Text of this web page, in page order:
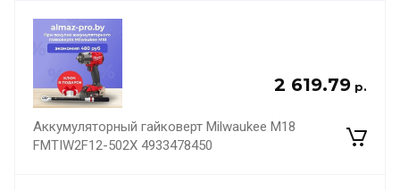
2 619.79 р.
Аккумуляторный гайковерт Milwaukee M18
FMTIW2F12-502X 4933478450